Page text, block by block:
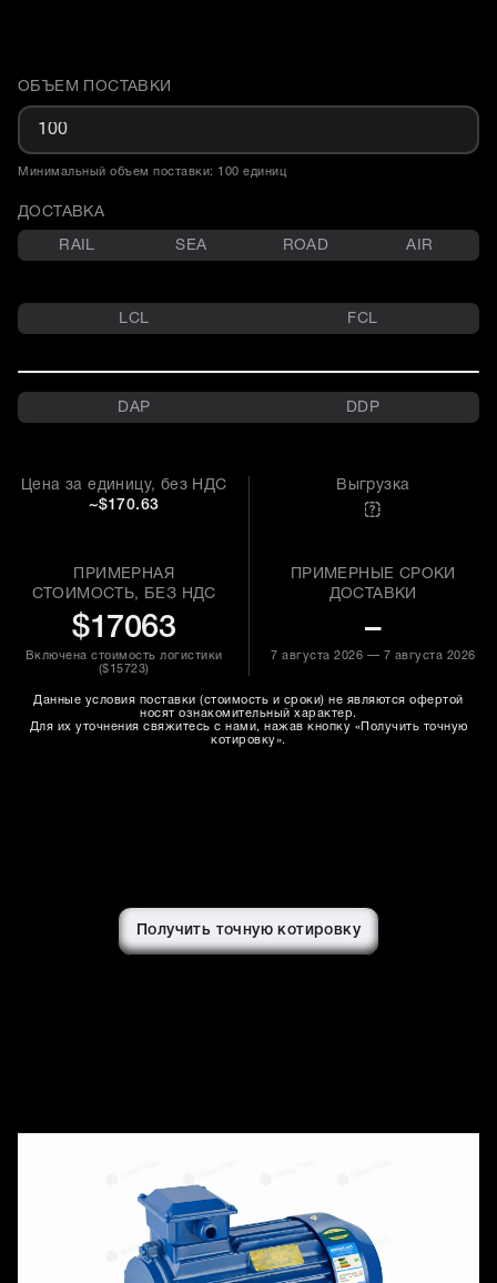
Доставка и объем поставки
ОБЪЕМ ПОСТАВКИ
Минимальный объем поставки: 100 единиц
ДОСТАВКА
RAIL SEA ROAD AIR
LCL FCL
DAP DDP
Цена за единицу, без НДС
~$170.63
ПРИМЕРНАЯ
СТОИМОСТЬ, БЕЗ НДС
$17063
Включена стоимость логистики
($15723)
Выгрузка
ПРИМЕРНЫЕ СРОКИ
ДОСТАВКИ
–
7 августа 2026 — 7 августа 2026
Данные условия поставки (стоимость и сроки) не являются офертой
носят ознакомительный характер.
Для их уточнения свяжитесь с нами, нажав кнопку «Получить точную
котировку».
Получить точную котировку